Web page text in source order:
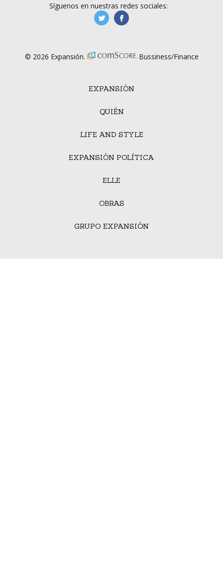
EXPANSIÓN
QUIÉN
LIFE AND STYLE
EXPANSIÓN POLÍTICA
ELLE
OBRAS
GRUPO EXPANSIÓN
Síguenos en nuestras redes sociales:
manufacturaGE
© 2026 Expansión. Bussiness/Finance